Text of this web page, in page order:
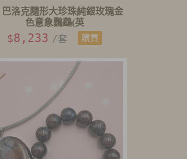
巴洛克隨形大珍珠純銀玫瑰金
色意象鸚鵡(英
$8,233 /套 購買